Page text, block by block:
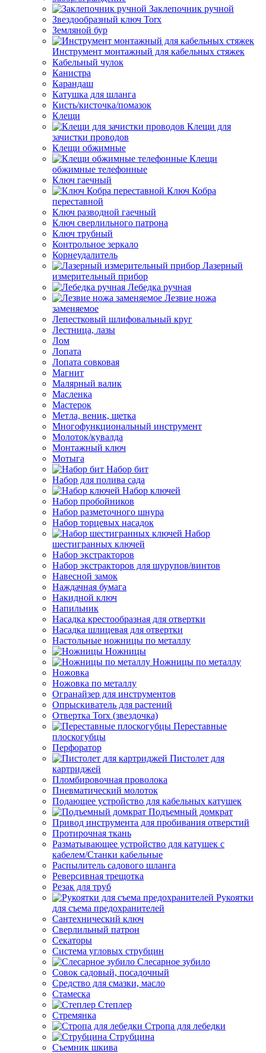
Заклепочник ручной
Звездообразный ключ Torx
Земляной бур
Инструмент монтажный для кабельных стяжек
Кабельный чулок
Канистра
Карандаш
Катушка для шланга
Кисть/кисточка/помазок
Клещи
Клещи для
зачистки проводов
Клещи обжимные
Клещи
обжимные телефонные
Ключ гаечный
Ключ Кобра
переставной
Ключ разводной гаечный
Ключ сверлильного патрона
Ключ трубный
Контрольное зеркало
Корнеудалитель
Лазерный
измерительный прибор
Лебедка ручная
Лезвие ножа
заменяемое
Лепестковый шлифовальный круг
Лестница, лазы
Лом
Лопата
Лопата совковая
Магнит
Малярный валик
Масленка
Мастерок
Метла, веник, щетка
Многофункциональный инструмент
Молоток/кувалда
Монтажный ключ
Мотыга
Набор бит
Набор для полива сада
Набор ключей
Набор пробойников
Набор разметочного шнура
Набор торцевых насадок
Набор
шестигранных ключей
Набор экстракторов
Набор экстракторов для шурупов/винтов
Навесной замок
Наждачная бумага
Накидной ключ
Напильник
Насадка крестообразная для отвертки
Насадка шлицевая для отвертки
Настольные ножницы по металлу
Ножницы
Ножницы по металлу
Ножовка
Ножовка по металлу
Огранайзер для инструментов
Опрыскиватель для растений
Отвертка Torx (звездочка)
Переставные
плоскогубцы
Перфоратор
Пистолет для
картриджей
Пломбировочная проволока
Пневматический молоток
Подающее устройство для кабельных катушек
Подъемный домкрат
Привод инструмента для пробивания отверстий
Протирочная ткань
Разматывающее устройство для катушек с
кабелем/Станки кабельные
Распылитель садового шланга
Реверсивная трещотка
Резак для труб
Рукоятки
для съема предохранителей
Сантехнический ключ
Сверлильный патрон
Секаторы
Система угловых струбцин
Слесарное зубило
Совок садовый, посадочный
Средство для смазки, масло
Стамеска
Степлер
Стремянка
Стропа для лебедки
Струбцина
Съемник шкива